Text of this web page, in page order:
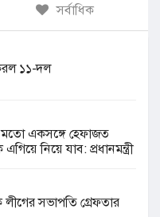
সর্বাধিক
করল ১১-দল
মতো একসঙ্গে হেফাজত
নিয়ে যাব: প্রধানমন্ত্রী
সভাপতি গ্রেফতার